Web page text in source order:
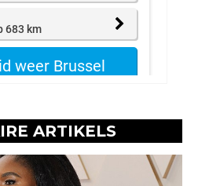
ARTIKELS